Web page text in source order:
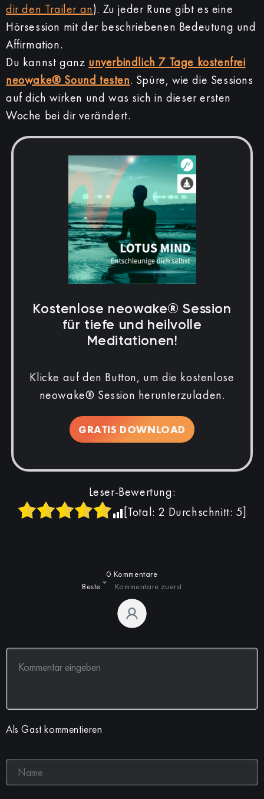
dir den Trailer an). Zu jeder Rune gibt es eine
Hörsession mit der beschriebenen Bedeutung und
Affirmation.
Du kannst ganz unverbindlich 7 Tage kostenfrei
neowake® Sound testen. Spüre, wie die Sessions
auf dich wirken und was sich in dieser ersten
Woche bei dir verändert.
Kostenlose neowake® Session
für tiefe und heilvolle
Meditationen!
Klicke auf den Button, um die kostenlose
neowake® Session herunterzuladen.
GRATIS DOWNLOAD
Leser-Bewertung:
[Total: 2 Durchschnitt: 5]
0 Kommentare
Beste
Kommentare zuerst
Als Gast kommentieren